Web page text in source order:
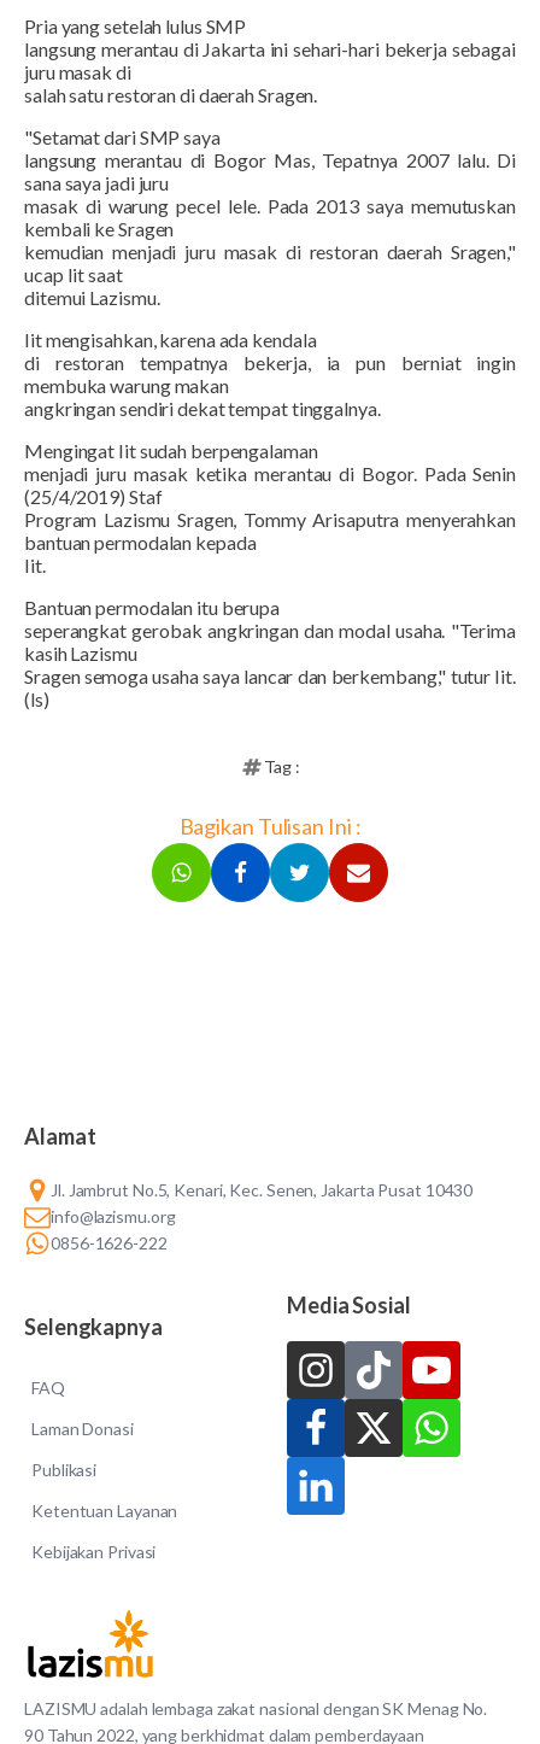
Pria yang setelah lulus SMP
langsung merantau di Jakarta ini sehari-hari bekerja sebagai
juru masak di
salah satu restoran di daerah Sragen.
"Setamat dari SMP saya
langsung merantau di Bogor Mas, Tepatnya 2007 lalu. Di
sana saya jadi juru
masak di warung pecel lele. Pada 2013 saya memutuskan
kembali ke Sragen
kemudian menjadi juru masak di restoran daerah Sragen,"
ucap Iit saat
ditemui Lazismu.
Iit mengisahkan, karena ada kendala
di restoran tempatnya bekerja, ia pun berniat ingin
membuka warung makan
angkringan sendiri dekat tempat tinggalnya.
Mengingat Iit sudah berpengalaman
menjadi juru masak ketika merantau di Bogor. Pada Senin
(25/4/2019) Staf
Program Lazismu Sragen, Tommy Arisaputra menyerahkan
bantuan permodalan kepada
Iit.
Bantuan permodalan itu berupa
seperangkat gerobak angkringan dan modal usaha. "Terima
kasih Lazismu
Sragen semoga usaha saya lancar dan berkembang," tutur Iit.
(ls)
Tag :
Bagikan Tulisan Ini :
LAZISMU adalah lembaga zakat nasional dengan SK Menag No.
90 Tahun 2022, yang berkhidmat dalam pemberdayaan
Alamat
Jl. Jambrut No.5, Kenari, Kec. Senen, Jakarta Pusat 10430
info@lazismu.org
0856-1626-222
Selengkapnya
FAQ
Laman Donasi
Publikasi
Ketentuan Layanan
Kebijakan Privasi
Media Sosial